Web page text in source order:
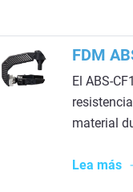
FDM
El ABS-
material
Lea más